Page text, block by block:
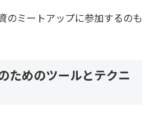
のミートアップに参加するのも
ためのツールとテクニ